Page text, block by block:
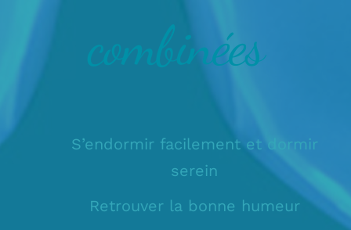
combinées
S’endormir facilement et dormir
serein
Retrouver la bonne humeur